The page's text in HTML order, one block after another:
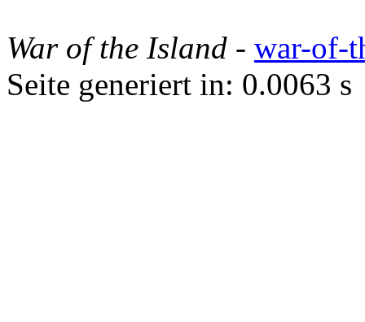
War of the Island - war-of-
Seite generiert in: 0.0063 s